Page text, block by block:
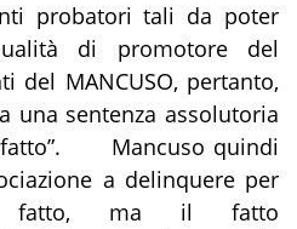
probatori tali da poter
di promotore del
del MANCUSO, pertanto,
una sentenza assolutoria
”. Mancuso quindi
a delinquere per
fatto, ma il fatto